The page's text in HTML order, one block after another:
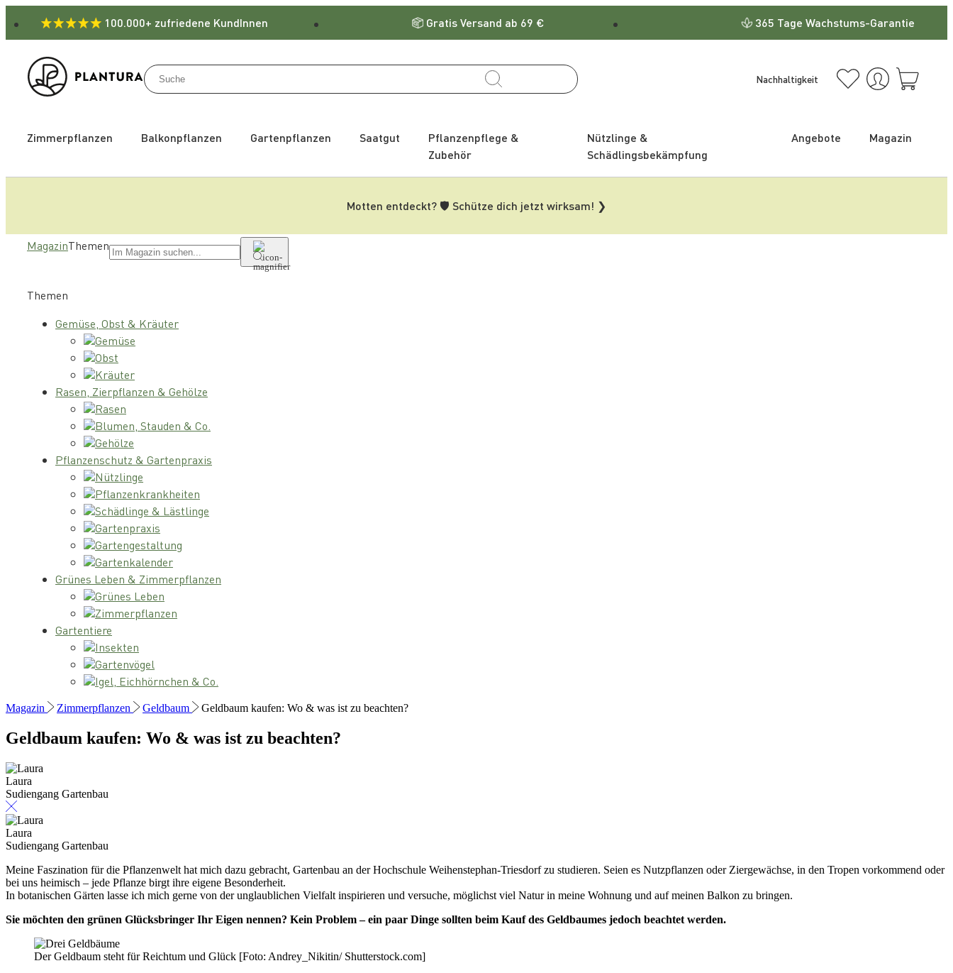
100.000+ zufriedene KundInnen Gratis Versand ab 69 € 365 Tage Wachstums-Garantie
Nachhaltigkeit
Zimmerpflanzen Balkonpflanzen Gartenpflanzen Saatgut
Pflanzenpflege &
Zubehör
Nützlinge &
Schädlingsbekämpfung
Angebote Magazin
Motten entdeckt? 🛡️ Schütze dich jetzt wirksam! ❯
MagazinThemen
Themen
Gemüse, Obst & Kräuter
Gemüse
Obst
Kräuter
Rasen, Zierpflanzen & Gehölze
Rasen
Blumen, Stauden & Co.
Gehölze
Pflanzenschutz & Gartenpraxis
Nützlinge
Pflanzenkrankheiten
Schädlinge & Lästlinge
Gartenpraxis
Gartengestaltung
Gartenkalender
Grünes Leben & Zimmerpflanzen
Grünes Leben
Zimmerpflanzen
Gartentiere
Insekten
Gartenvögel
Igel, Eichhörnchen & Co.
Magazin Zimmerpflanzen Geldbaum Geldbaum kaufen: Wo & was ist zu beachten?
Geldbaum kaufen: Wo & was ist zu beachten?
Laura
Sudiengang Gartenbau
Laura
Sudiengang Gartenbau
Meine Faszination für die Pflanzenwelt hat mich dazu gebracht, Gartenbau an der Hochschule Weihenstephan-Triesdorf zu studieren. Seien es Nutzpflanzen oder Ziergewächse, in den Tropen vorkommend oder
bei uns heimisch – jede Pflanze birgt ihre eigene Besonderheit.
In botanischen Gärten lasse ich mich gerne von der unglaublichen Vielfalt inspirieren und versuche, möglichst viel Natur in meine Wohnung und auf meinen Balkon zu bringen.
Sie möchten den grünen Glücksbringer Ihr Eigen nennen? Kein Problem – ein paar Dinge sollten beim Kauf des Geldbaumes jedoch beachtet werden.
Der Geldbaum steht für Reichtum und Glück [Foto: Andrey_Nikitin/ Shutterstock.com]